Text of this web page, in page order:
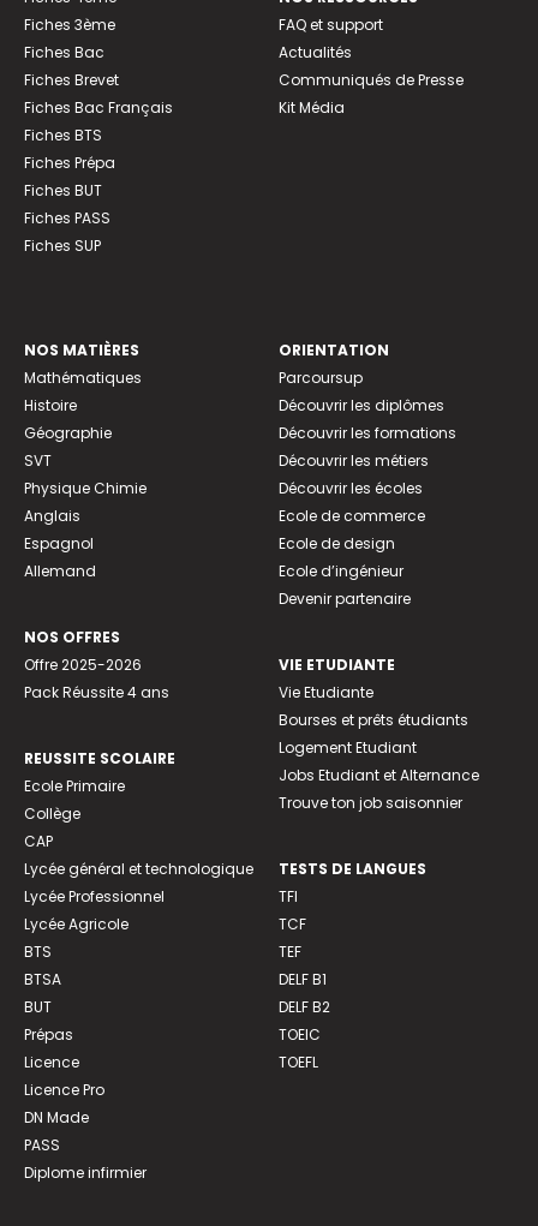
Fiches 3ème
Fiches Bac
Fiches Brevet
Fiches Bac Français
Fiches BTS
Fiches Prépa
Fiches BUT
Fiches PASS
Fiches SUP
FAQ et support
Actualités
Communiqués de Presse
Kit Média
NOS MATIÈRES
Mathématiques
Histoire
Géographie
SVT
Physique Chimie
Anglais
Espagnol
Allemand
NOS OFFRES
Offre 2025-2026
Pack Réussite 4 ans
REUSSITE SCOLAIRE
Ecole Primaire
Collège
CAP
Lycée général et technologique
Lycée Professionnel
Lycée Agricole
BTS
BTSA
BUT
Prépas
Licence
Licence Pro
DN Made
PASS
Diplome infirmier
ORIENTATION
Parcoursup
Découvrir les diplômes
Découvrir les formations
Découvrir les métiers
Découvrir les écoles
Ecole de commerce
Ecole de design
Ecole d’ingénieur
Devenir partenaire
VIE ETUDIANTE
Vie Etudiante
Bourses et prêts étudiants
Logement Etudiant
Jobs Etudiant et Alternance
Trouve ton job saisonnier
TESTS DE LANGUES
TFI
TCF
TEF
DELF B1
DELF B2
TOEIC
TOEFL